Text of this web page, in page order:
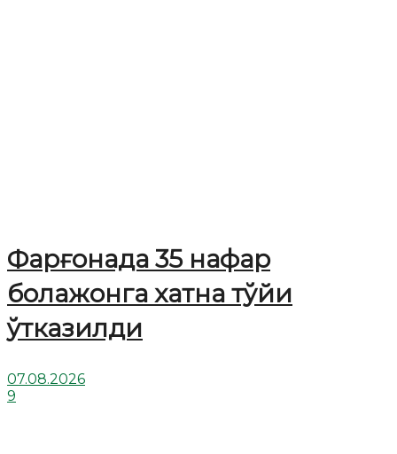
Фарғонада 35 нафар
болажонга хатна тўйи
ўтказилди
07.08.2026
9